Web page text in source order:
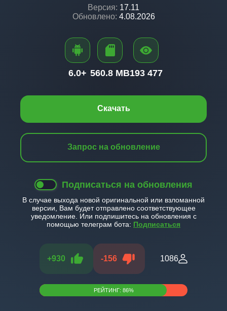
Версия: 17.11
Обновлено: 4.08.2026
Скачать
Запрос на обновление
Подписаться на обновления
В случае выхода новой оригинальной или взломанной
версии, Вам будет отправлено соответствующее
уведомление. Или подпишитесь на обновления с
помощью телеграм бота: Подписаться
+930 -156 1086
РЕЙТИНГ: 86%
6.0+ 560.8 MB193 477